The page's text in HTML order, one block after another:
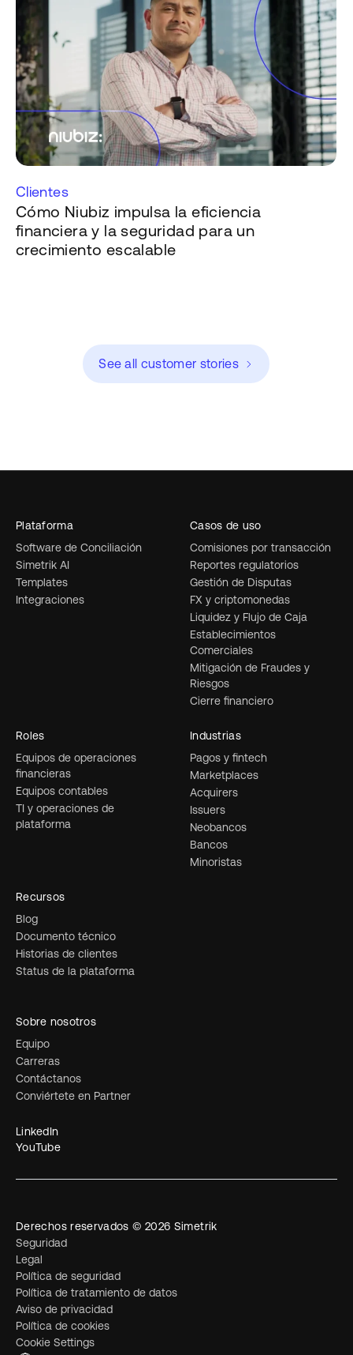
Clientes
Cómo Niubiz impulsa la eficiencia
financiera y la seguridad para un
crecimiento escalable
See all customer stories
Plataforma
Software de Conciliación
Simetrik AI
Templates
Integraciones
Casos de uso
Comisiones por transacción
Reportes regulatorios
Gestión de Disputas
FX y criptomonedas
Liquidez y Flujo de Caja
Establecimientos
Comerciales
Mitigación de Fraudes y
Riesgos
Cierre financiero
Industrias
Pagos y fintech
Marketplaces
Acquirers
Issuers
Neobancos
Bancos
Minoristas
Roles
Equipos de operaciones
financieras
Equipos contables
TI y operaciones de
plataforma
Recursos
Blog
Documento técnico
Historias de clientes
Status de la plataforma
Sobre nosotros
Equipo
Carreras
Contáctanos
Conviértete en Partner
LinkedIn
YouTube
Derechos reservados © 2026 Simetrik
Seguridad
Legal
Política de seguridad
Política de tratamiento de datos
Aviso de privacidad
Política de cookies
Cookie Settings